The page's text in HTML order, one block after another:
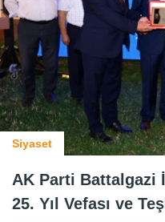
Siyaset
AK Parti Battalgazi
25. Yıl Vefası ve